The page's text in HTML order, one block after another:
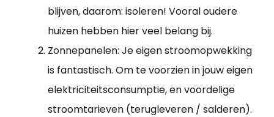
blijven, daarom: isoleren! Vooral oudere
huizen hebben hier veel belang bij.
Zonnepanelen: Je eigen stroomopwekking
is fantastisch. Om te voorzien in jouw eigen
elektriciteitsconsumptie, en voordelige
stroomtarieven (terugleveren / salderen).